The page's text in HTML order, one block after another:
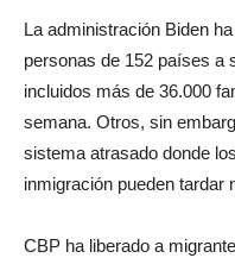
La administración Biden
personas de 152 países a
incluidos más de 36.000
semana. Otros, sin
sistema atrasado donde
inmigración pueden tardar
CBP ha liberado a